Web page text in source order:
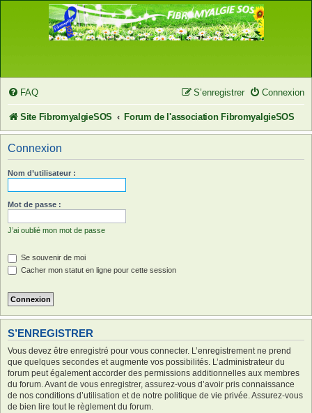
FAQ Connexion
S’enregistrer
Site FibromyalgieSOS Forum de l'association FibromyalgieSOS
Connexion
Nom d’utilisateur :
Mot de passe :
J’ai oublié mon mot de passe
Se souvenir de moi
Cacher mon statut en ligne pour cette session
S’ENREGISTRER
Vous devez être enregistré pour vous connecter. L’enregistrement ne prend
que quelques secondes et augmente vos possibilités. L’administrateur du
forum peut également accorder des permissions additionnelles aux membres
du forum. Avant de vous enregistrer, assurez-vous d’avoir pris connaissance
de nos conditions d’utilisation et de notre politique de vie privée. Assurez-vous
de bien lire tout le règlement du forum.